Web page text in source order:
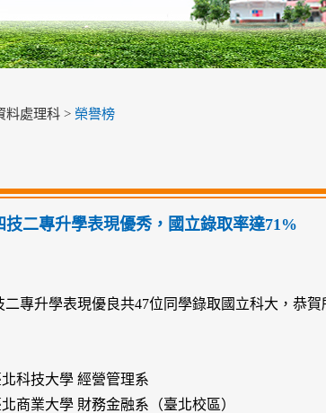
料處理科 > 榮譽榜
技二專升學表現優秀，國立錄取率達71%
二專升學表現優良共47位同學錄取國立科大，恭賀
科技大學 經營管理系
商業大學 財務金融系（臺北校區）